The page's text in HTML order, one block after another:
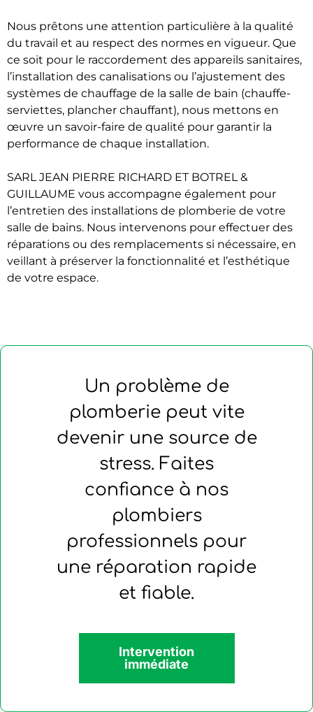
Nous prêtons une attention particulière à la qualité
du travail et au respect des normes en vigueur. Que
ce soit pour le raccordement des appareils sanitaires,
l’installation des canalisations ou l’ajustement des
systèmes de chauffage de la salle de bain (chauffe-
serviettes, plancher chauffant), nous mettons en
œuvre un savoir-faire de qualité pour garantir la
performance de chaque installation.
SARL JEAN PIERRE RICHARD ET BOTREL &
GUILLAUME vous accompagne également pour
l’entretien des installations de plomberie de votre
salle de bains. Nous intervenons pour effectuer des
réparations ou des remplacements si nécessaire, en
veillant à préserver la fonctionnalité et l’esthétique
de votre espace.
Un problème de
plomberie peut vite
devenir une source de
stress. Faites
confiance à nos
plombiers
professionnels pour
une réparation rapide
et fiable.
Intervention
immédiate